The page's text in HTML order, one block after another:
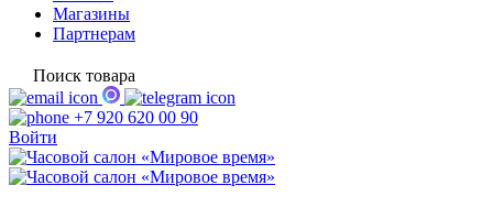
Магазины
Партнерам
Поиск товара
+7 920 620 00 90
Войти